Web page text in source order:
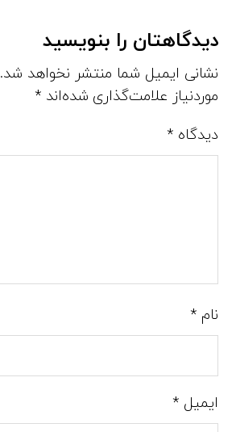
دیدگاهتان را بنویسید
نشانی ایمیل شما منتشر نخواهد شد.
موردنیاز علامت‌گذاری شده‌اند*
دیدگاه*
نام*
ایمیل*